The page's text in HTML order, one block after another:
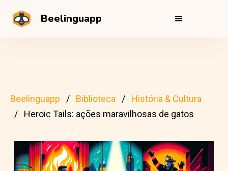
Beelinguapp
Beelinguapp Biblioteca
História & Cultura
Heroic Tails: ações maravilhosas de gatos